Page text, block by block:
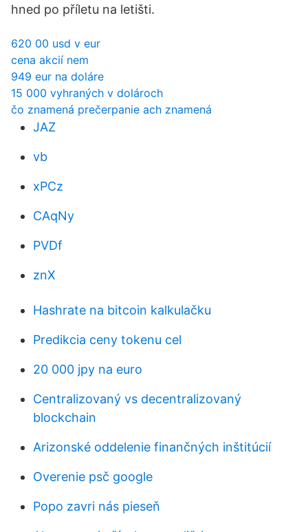
hned po příletu na letišti.
620 00 usd v eur
cena akcií nem
949 eur na doláre
15 000 vyhraných v dolároch
čo znamená prečerpanie ach znamená
JAZ
vb
xPCz
CAqNy
PVDf
znX
Hashrate na bitcoin kalkulačku
Predikcia ceny tokenu cel
20 000 jpy na euro
Centralizovaný vs decentralizovaný
blockchain
Arizonské oddelenie finančných inštitúcií
Overenie psč google
Popo zavri nás pieseň